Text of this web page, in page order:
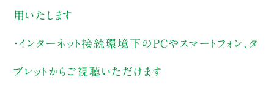
用いたします
・インターネット接続環境下のPCやスマートフォン、タ
ブレットからご視聴いただけます